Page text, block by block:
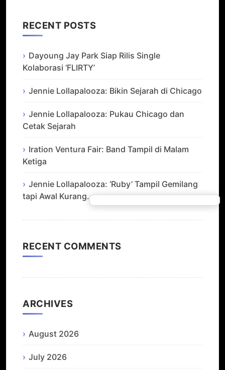
RECENT POSTS
Dayoung Jay Park Siap Rilis Single
Kolaborasi ‘FLIRTY’
Jennie Lollapalooza: Bikin Sejarah di Chicago
Jennie Lollapalooza: Pukau Chicago dan
Cetak Sejarah
Iration Ventura Fair: Band Tampil di Malam
Ketiga
Jennie Lollapalooza: ‘Ruby’ Tampil Gemilang
tapi Awal Kurang…
RECENT COMMENTS
ARCHIVES
August 2026
July 2026